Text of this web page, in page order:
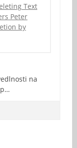
Text
Peter
by
na